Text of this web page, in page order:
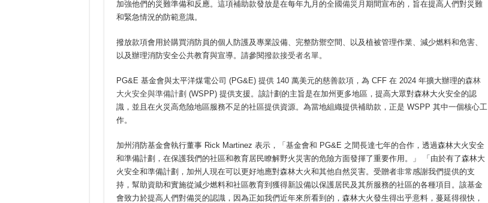
加強他們的災難準備和反應。這項補助款發放是在每年九月的全國備災月 期間宣布的，旨在提高人們對災難
和緊急情況的防範意識。
撥放款項會用於購買消防員的個人防護及專業設備、完整防禦空間、以及植被管理作業、減少燃料和危害、
以及辦理消防安全公共教育與宣導。請參閱撥款接受者名單。
PG&E 基金會與太平洋煤電公司 (PG&E) 提供 140 萬美元的慈善款項，為 CFF 在 2024 年擴大辦理的森林
大火安全與準備計劃 (WSPP) 提供支援。該計劃的主旨是在加州更多地區，提高大眾對森林大火安全的認
識，並且在火災高危險地區服務不足的社區提供資源。為當地組織提供補助款，正是 WSPP 其中一個核心工
作。
加州消防基金會執行董事 Rick Martinez 表示，「基金會和 PG&E 之間長達七年的合作，透過森林大火安全
和準備計劃，在保護我們的社區和教育居民瞭解野火災害的危險方面發揮了重要作用。」 「由於有了森林大
火安全和準備計劃，加州人現在可以更好地應對森林大火和其他自然災害。受贈者非常感謝我們提供的支
持，幫助資助和實施從減少燃料和社區教育到獲得新設備以保護居民及其所服務的社區的各種項目。該基金
會致力於提高人們對備災的認識，因為正如我們近年來所看到的，森林大火發生得出乎意料，蔓延得很快，